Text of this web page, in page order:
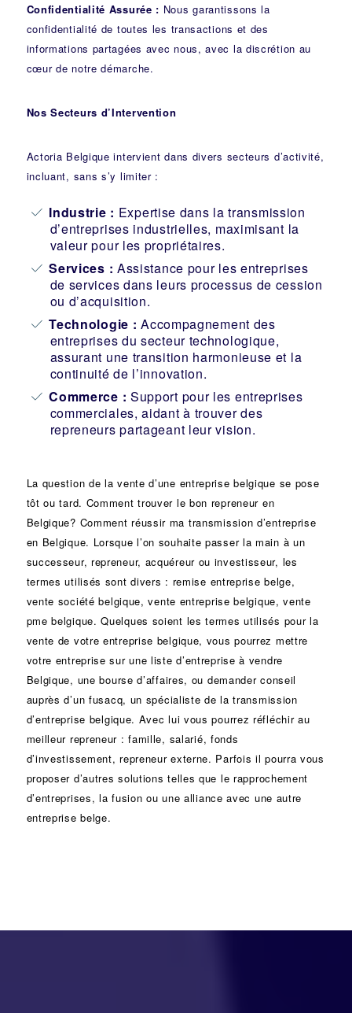
Confidentialité Assurée : Nous garantissons la
confidentialité de toutes les transactions et des
informations partagées avec nous, avec la discrétion au
cœur de notre démarche.
Nos Secteurs d’Intervention
Actoria Belgique intervient dans divers secteurs d’activité,
incluant, sans s’y limiter :
Industrie : Expertise dans la transmission
d’entreprises industrielles, maximisant la
valeur pour les propriétaires.
Services : Assistance pour les entreprises
de services dans leurs processus de cession
ou d’acquisition.
Technologie : Accompagnement des
entreprises du secteur technologique,
assurant une transition harmonieuse et la
continuité de l’innovation.
Commerce : Support pour les entreprises
commerciales, aidant à trouver des
repreneurs partageant leur vision.
La question de la vente d’une entreprise belgique se pose
tôt ou tard. Comment trouver le bon repreneur en
Belgique? Comment réussir ma transmission d’entreprise
en Belgique. Lorsque l’on souhaite passer la main à un
successeur, repreneur, acquéreur ou investisseur, les
termes utilisés sont divers : remise entreprise belge,
vente société belgique, vente entreprise belgique, vente
pme belgique. Quelques soient les termes utilisés pour la
vente de votre entreprise belgique, vous pourrez mettre
votre entreprise sur une liste d’entreprise à vendre
Belgique, unebourse d’affaires, ou demander conseil
auprès d’un fusacq, un spécialiste de latransmission
d’entreprise belgique. Avec lui vous pourrez réfléchir au
meilleur repreneur :famille, salarié, fonds
d’investissement, repreneur externe. Parfois il pourra vous
proposer d’autres solutions telles que le rapprochement
d’entreprises, lafusion ou unealliance avec une autre
entreprise belge.